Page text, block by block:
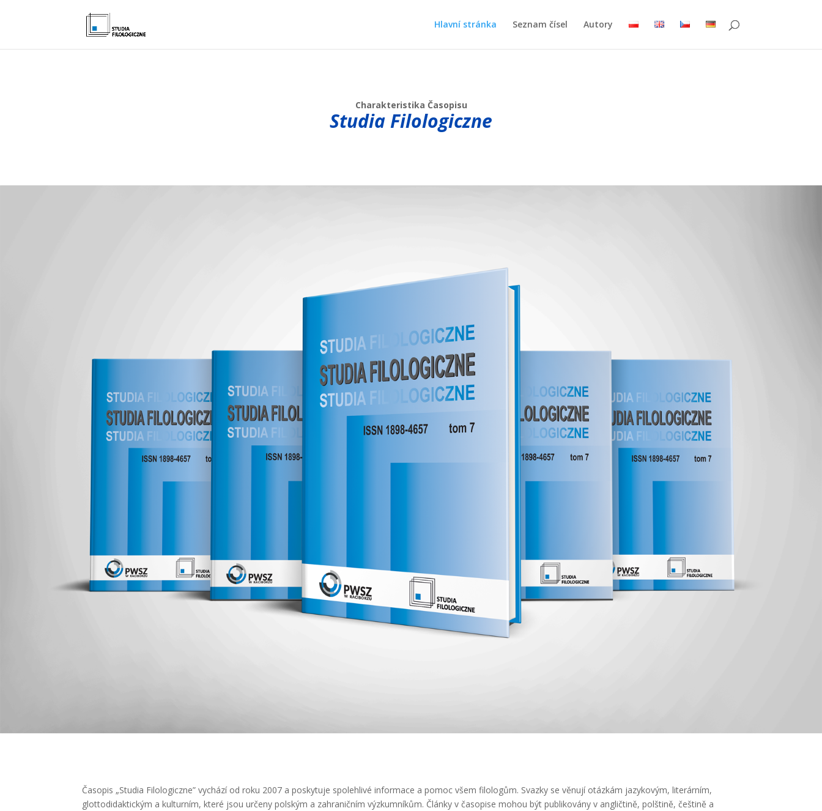
Hlavní stránka Seznam čísel Autory
Charakteristika Časopisu
Studia Filologiczne
Časopis „Studia Filologiczne” vychází od roku 2007 a poskytuje spolehlivé informace a pomoc všem filologům. Svazky se věnují otázkám jazykovým, literárním,
glottodidaktickým a kulturním, které jsou určeny polským a zahraničním výzkumníkům. Články v časopise mohou být publikovány v angličtině, polštině, češtině a